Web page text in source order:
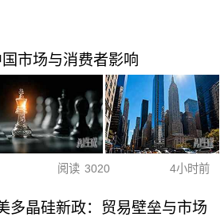
市场与消费者影响
阅读 3020 4小时前
多晶硅新政：贸易壁垒与市场